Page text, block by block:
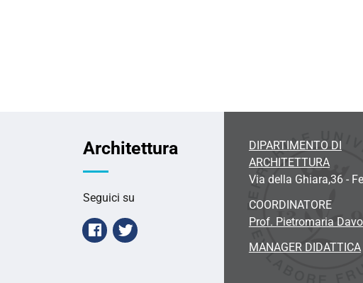
18
2017-
04-
2017-
Architettura
Seguici su
Facebook
Twitter
DIPARTIMENTO DI
ARCHITETTURA
Via della Ghiara,36 -
COORDINATORE
Prof. Pietromaria
MANAGER DIDATTICA